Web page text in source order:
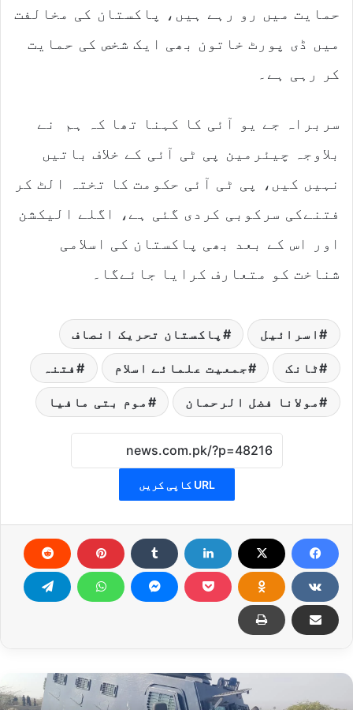
حمایت میں رو رہے ہیں، پاکستان کی مخالفت
میں ڈی پورٹ خاتون بھی ایک شخص کی حمایت
کر رہی ہے۔
سربراہ جے یو آئی کا کہنا تھا کہ ہم نے
بلاوجہ چیئرمین پی ٹی آئی کے خلاف باتیں
نہیں کیں، پی ٹی آئی حکومت کا تختہ الٹ کر
فتنےکی سرکوبی کردی گئی ہے، اگلے الیکشن
اور اس کے بعد بھی پاکستان کی اسلامی
شناخت کو متعارف کرایا جائےگا۔
اسرائیل پاکستان تحریک انصاف
ٹانک جمعیت علمائے اسلام فتنہ
مولانا فضل الرحمان موم بتی مافیا
URL کاپی کریں